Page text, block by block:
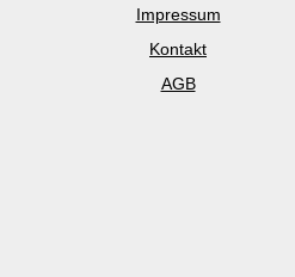
Impressum
Kontakt
AGB